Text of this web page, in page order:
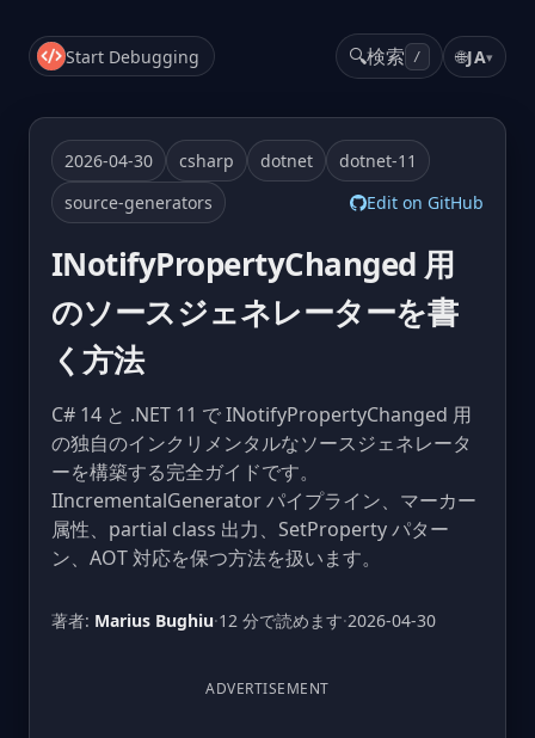
Start Debugging 🔍検索 / 🌐JA▾
2026-04-30 csharp dotnet
dotnet-11
source-generators
Edit on GitHub
INotifyPropertyChanged 用
のソースジェネレーターを書
く方法
C# 14 と .NET 11 で INotifyPropertyChanged 用
の独自のインクリメンタルなソースジェネレータ
ーを構築する完全ガイドです。
IIncrementalGenerator パイプライン、マーカー
属性、partial class 出力、SetProperty パター
ン、AOT 対応を保つ方法を扱います。
著者: Marius Bughiu·12 分で読めます·2026-04-30
ADVERTISEMENT